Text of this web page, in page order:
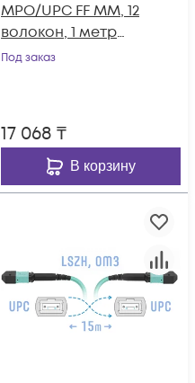
MPO/UPC FF MM, 12
волокон, 1 метр
(Cross)
Под заказ
17 068 ₸
В корзину